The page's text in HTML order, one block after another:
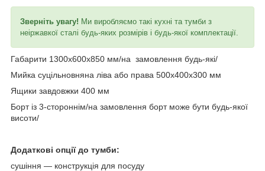
Зверніть увагу! Ми виробляємо такі кухні та тумби з
неіржавкої сталі будь-яких розмірів і будь-якої комплектації.
Габарити 1300х600х850 мм/на замовлення будь-які/
Мийка суцільновняна ліва або права 500х400х300 мм
Ящики завдовжки 400 мм
Борт із 3-стороннім/на замовлення борт може бути будь-якої
висоти/
Додаткові опції до тумби:
сушіння — конструкція для посуду